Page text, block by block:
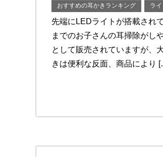
おすすめの耳かきランキング ラ
先端にLEDライトが搭載され
までのお子さんの耳掃除がし
として販売されていますが、
きは便利な反面、商品により